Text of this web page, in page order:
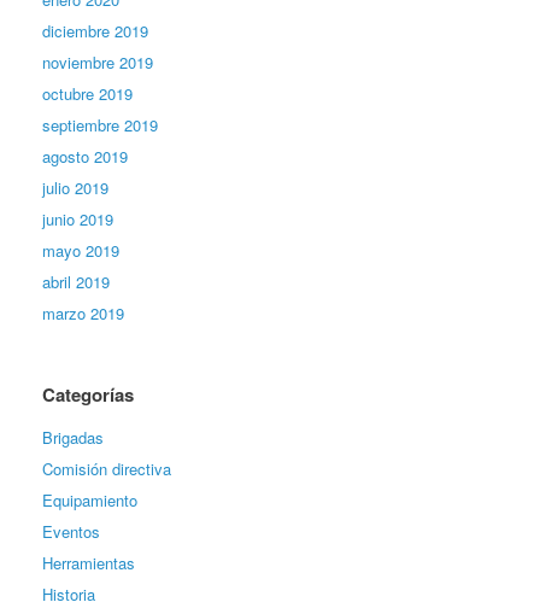
diciembre 2019
noviembre 2019
octubre 2019
septiembre 2019
agosto 2019
julio 2019
junio 2019
mayo 2019
abril 2019
marzo 2019
Categorías
Brigadas
Comisión directiva
Equipamiento
Eventos
Herramientas
Historia